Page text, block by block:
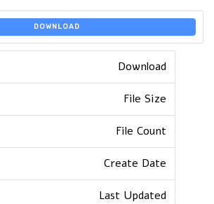
DOWNLOAD
Download
File Size
File Count
Create Date
Last Updated